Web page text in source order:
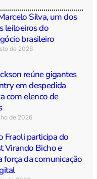
Silva, um dos
leiloeiros do
brasileiro
de 2026
reúne gigantes
em despedida
com elenco de
de 2026
Fraoli participa do
Virando Bicho e
força da comunicação